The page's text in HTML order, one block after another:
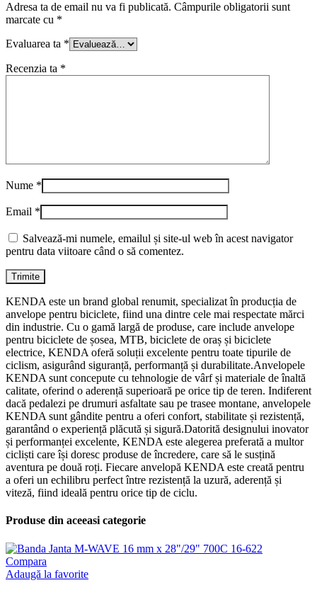
Adresa ta de email nu va fi publicată. Câmpurile obligatorii sunt
marcate cu *
Evaluarea ta *
Recenzia ta *
Nume *
Email *
Salvează-mi numele, emailul și site-ul web în acest navigator
pentru data viitoare când o să comentez.
KENDA este un brand global renumit, specializat în producția de
anvelope pentru biciclete, fiind una dintre cele mai respectate mărci
din industrie. Cu o gamă largă de produse, care include anvelope
pentru biciclete de șosea, MTB, biciclete de oraș și biciclete
electrice, KENDA oferă soluții excelente pentru toate tipurile de
ciclism, asigurând siguranță, performanță și durabilitate.Anvelopele
KENDA sunt concepute cu tehnologie de vârf și materiale de înaltă
calitate, oferind o aderență superioară pe orice tip de teren. Indiferent
dacă pedalezi pe drumuri asfaltate sau pe trasee montane, anvelopele
KENDA sunt gândite pentru a oferi confort, stabilitate și rezistență,
garantând o experiență plăcută și sigură.Datorită designului inovator
și performanței excelente, KENDA este alegerea preferată a multor
cicliști care își doresc produse de încredere, care să le susțină
aventura pe două roți. Fiecare anvelopă KENDA este creată pentru
a oferi un echilibru perfect între rezistență la uzură, aderență și
viteză, fiind ideală pentru orice tip de ciclu.
Produse din aceeasi categorie
Compara
Adaugă la favorite